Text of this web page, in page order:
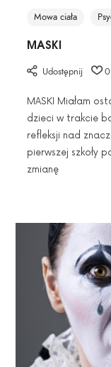
wykryć
Mowa ciała
MASKI
Udostępnij 0
MASKI Miałam
dzieci w trakcie
refleksji nad
pierwszej szkoły
zmianę